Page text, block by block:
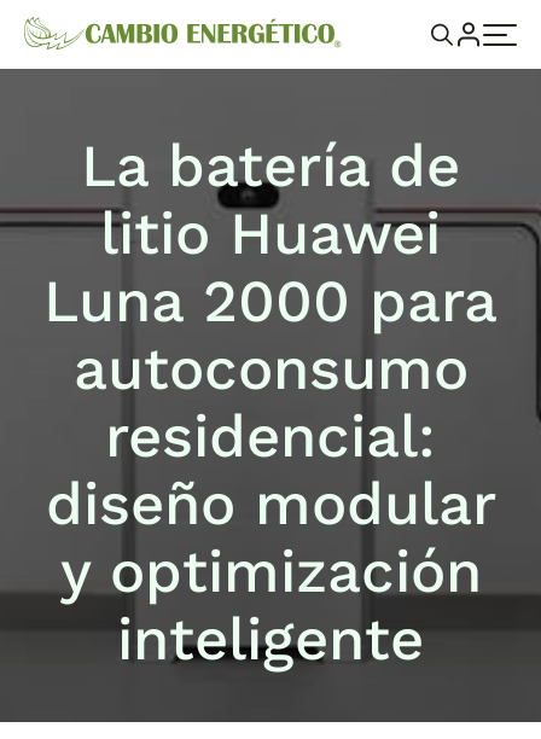
La batería de
litio Huawei
Luna 2000 para
autoconsumo
residencial:
diseño modular
y optimización
inteligente